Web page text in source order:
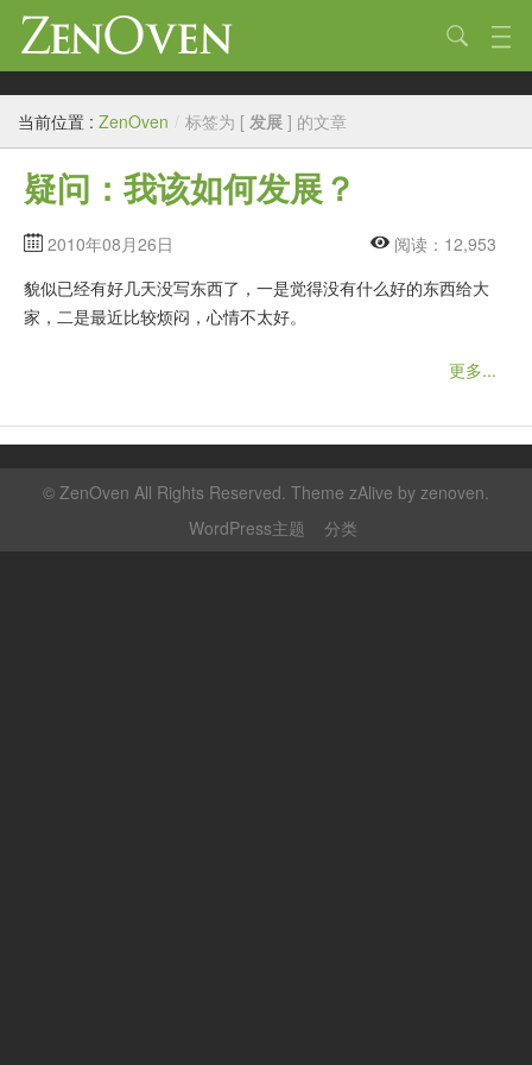
技术
生活
作品
标签
归档
当前位置 : ZenOven / 标签为 [ 发展 ] 的文章
疑问：我该如何发展？
2010年08月26日
阅读：12,953
貌似已经有好几天没写东西了，一是觉得没有什么好的东西给大
家，二是最近比较烦闷，心情不太好。
更多...
© ZenOven All Rights Reserved. Theme zAlive by zenoven.
WordPress主题
分类